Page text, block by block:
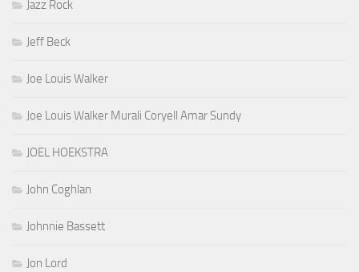
Jazz Rock
Jeff Beck
Joe Louis Walker
Joe Louis Walker Murali Coryell Amar Sundy
JOEL HOEKSTRA
John Coghlan
Johnnie Bassett
Jon Lord